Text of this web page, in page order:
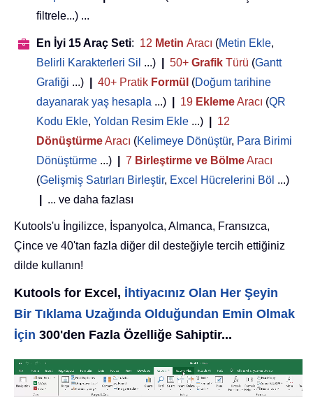
filtrele...) ...
En İyi 15 Araç Seti: 12 Metin Aracı (Metin Ekle,
Belirli Karakterleri Sil ...) 50+ Grafik Türü (Gantt
Grafiği ...) 40+ Pratik Formül (Doğum tarihine
dayanarak yaş hesapla ...) 19 EklemeAracı (QR
Kodu Ekle, Yoldan Resim Ekle ...)
12
DönüştürmeAracı (Kelimeye Dönüştür, Para Birimi
Dönüştürme ...) 7 Birleştirme ve BölmeAracı
(Gelişmiş Satırları Birleştir, Excel Hücrelerini Böl ...)
... ve daha fazlası
Kutools'u İngilizce, İspanyolca, Almanca, Fransızca,
Çince ve 40'tan fazla diğer dil desteğiyle tercih ettiğiniz
dilde kullanın!
Kutools for Excel, İhtiyacınız Olan Her Şeyin
Bir Tıklama Uzağında Olduğundan Emin Olmak
İçin 300'den Fazla Özelliğe Sahiptir...